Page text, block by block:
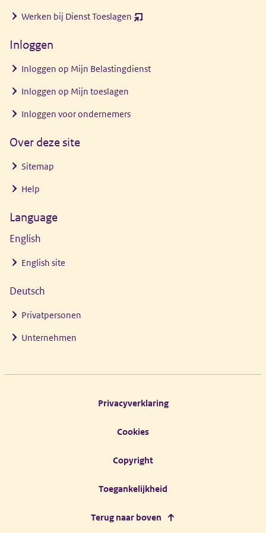
venster)
Werken bij Dienst Toeslagen (opent
Inloggen
Inloggen op Mijn Belastingdienst
Inloggen op Mijn toeslagen
Inloggen voor ondernemers
Over deze site
Sitemap
Help
Language
English
English site
Deutsch
Privatpersonen
Unternehmen
Privacyverklaring
Cookies
Copyright
Toegankelijkheid
Terug naar boven